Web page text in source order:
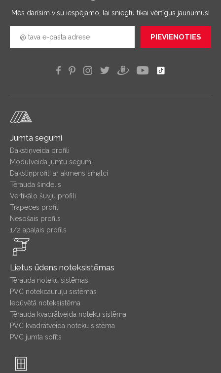
Mēs darīsim visu iespējamo, lai sniegtu tikai vērtīgus jaunumus!
PIEVIENOTIES
Jumta segumi
Dakstiņveida profili
Moduļveida jumtu segumi
Dakstiņprofili ar akmens smalci
Tērauda šindelis
Vertikālo šuvju profili
Trapeces profili
Nesošais profils
1/2 apaļais profils
Lietus ūdens noteksistēmas
Tērauda noteku sistēmas
PVC notekcauruļu sistēmas
Iebūvētā noteksistēma
Tērauda kvadrātveida noteku sistēma
PVC kvadrātveida noteku sistēma
PVC jumta sofīts